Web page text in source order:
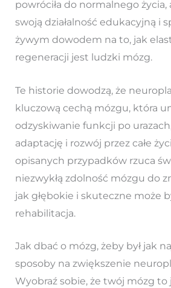
powróciła do normalnego
swoją działalność edukacyjną i
żywym dowodem na to, jak
regeneracji jest ludzki mózg.
Te historie dowodzą, że
kluczową cechą mózgu, która
odzyskiwanie funkcji po
adaptację i rozwój przez całe
opisanych przypadków rzuca
niezwykłą zdolność mózgu do
jak głębokie i skuteczne może
rehabilitacja.
Jak dbać o mózg, żeby był jak
sposoby na zwiększenie
Wyobraź sobie, że twój mózg